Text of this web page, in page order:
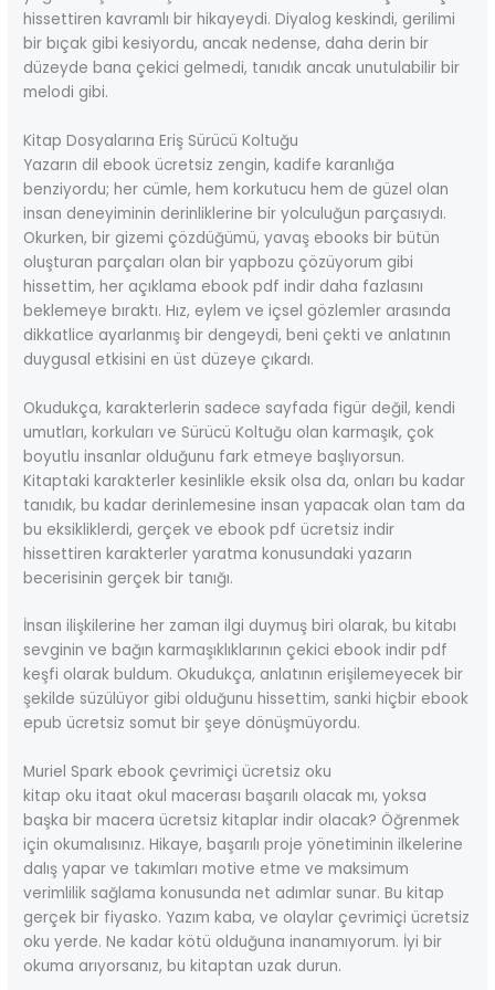
hissettiren kavramlı bir hikayeydi. Diyalog keskindi, gerilimi
bir bıçak gibi kesiyordu, ancak nedense, daha derin bir
düzeyde bana çekici gelmedi, tanıdık ancak unutulabilir bir
melodi gibi.
Kitap Dosyalarına Eriş Sürücü Koltuğu
Yazarın dil ebook ücretsiz zengin, kadife karanlığa
benziyordu; her cümle, hem korkutucu hem de güzel olan
insan deneyiminin derinliklerine bir yolculuğun parçasıydı.
Okurken, bir gizemi çözdüğümü, yavaş ebooks bir bütün
oluşturan parçaları olan bir yapbozu çözüyorum gibi
hissettim, her açıklama ebook pdf indir daha fazlasını
beklemeye bıraktı. Hız, eylem ve içsel gözlemler arasında
dikkatlice ayarlanmış bir dengeydi, beni çekti ve anlatının
duygusal etkisini en üst düzeye çıkardı.
Okudukça, karakterlerin sadece sayfada figür değil, kendi
umutları, korkuları ve Sürücü Koltuğu olan karmaşık, çok
boyutlu insanlar olduğunu fark etmeye başlıyorsun.
Kitaptaki karakterler kesinlikle eksik olsa da, onları bu kadar
tanıdık, bu kadar derinlemesine insan yapacak olan tam da
bu eksikliklerdi, gerçek ve ebook pdf ücretsiz indir
hissettiren karakterler yaratma konusundaki yazarın
becerisinin gerçek bir tanığı.
İnsan ilişkilerine her zaman ilgi duymuş biri olarak, bu kitabı
sevginin ve bağın karmaşıklıklarının çekici ebook indir pdf
keşfi olarak buldum. Okudukça, anlatının erişilemeyecek bir
şekilde süzülüyor gibi olduğunu hissettim, sanki hiçbir ebook
epub ücretsiz somut bir şeye dönüşmüyordu.
Muriel Spark ebook çevrimiçi ücretsiz oku
kitap oku itaat okul macerası başarılı olacak mı, yoksa
başka bir macera ücretsiz kitaplar indir olacak? Öğrenmek
için okumalısınız. Hikaye, başarılı proje yönetiminin ilkelerine
dalış yapar ve takımları motive etme ve maksimum
verimlilik sağlama konusunda net adımlar sunar. Bu kitap
gerçek bir fiyasko. Yazım kaba, ve olaylar çevrimiçi ücretsiz
oku yerde. Ne kadar kötü olduğuna inanamıyorum. İyi bir
okuma arıyorsanız, bu kitaptan uzak durun.